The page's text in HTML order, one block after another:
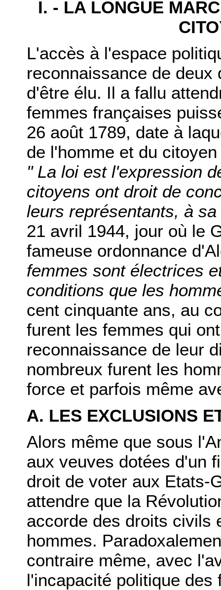
I. - LA LONGUE
L'accès à l'espace
reconnaissance de
d'être élu. Il a fallu
femmes françaises
26 août 1789, date à
de l'homme et du
" La loi est l'expression
citoyens ont droit de
leurs représentants, à
21 avril 1944, jour où le
fameuse ordonnance
femmes sont électrices
conditions que les
cent cinquante ans, au
furent les femmes qui
reconnaissance de leur
nombreux furent les
force et parfois même
A. LES EXCLUSIONS
Alors même que sous
aux veuves dotées d'un
droit de voter aux Etats-
attendre que la
accorde des droits civils
hommes.
contraire même, avec
l'incapacité politique